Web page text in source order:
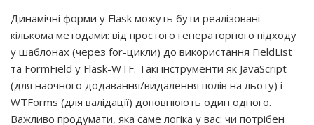
Динамічні форми у Flask можуть бути реалізовані
кількома методами: від простого генераторного підходу
у шаблонах (через for-цикли) до використання FieldList
та FormField у Flask-WTF. Такі інструменти як JavaScript
(для наочного додавання/видалення полів на льоту) і
WTForms (для валідації) доповнюють один одного.
Важливо продумати, яка саме логіка у вас: чи потрібен